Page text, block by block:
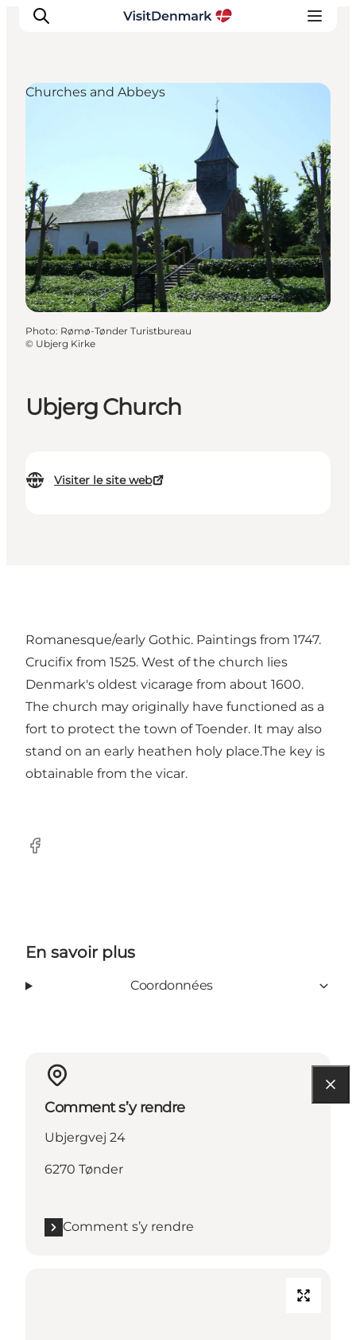
Quoi faire
Hébergements
Planifiez votre voyage
Ubjerg Church
Visiter le site web
Churches and Abbeys
Photo: Rømø-Tønder Turistbureau
© Ubjerg Kirke
Romanesque/early Gothic. Paintings from 1747.
Crucifix from 1525. West of the church lies
Denmark's oldest vicarage from about 1600.
The church may originally have functioned as a
fort to protect the town of Toender. It may also
stand on an early heathen holy place.The key is
obtainable from the vicar.
Facebook
En savoir plus
Coordonnées
Comment s’y rendre
Ubjergvej 24
6270 Tønder
Comment s’y rendre